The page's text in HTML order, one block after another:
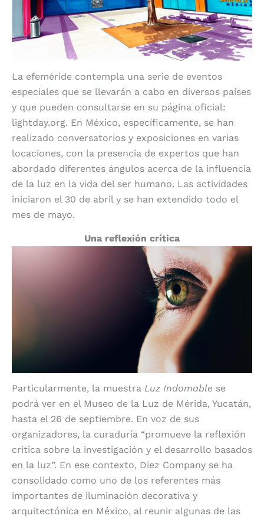
La efeméride contempla una serie de eventos
especiales que se llevarán a cabo en diversos países
y que pueden consultarse en su página oficial:
lightday.org. En México, específicamente, se han
realizado conversatorios y exposiciones en varias
locaciones, con la presencia de expertos que han
abordado diferentes ángulos acerca de la influencia
de la luz en la vida del ser humano. Las actividades
iniciaron el 30 de abril y se han extendido todo el
mes de mayo.
Una reflexión crítica
Particularmente, la muestra Luz Indomable se
podrá ver en el Museo de la Luz de Mérida, Yucatán,
hasta el 26 de septiembre. En voz de sus
organizadores, la curaduría “promueve la reflexión
crítica sobre la investigación y el desarrollo basados
en la luz”. En ese contexto, Diez Company se ha
consolidado como uno de los referentes más
importantes de iluminación decorativa y
arquitectónica en México, al reunir algunas de las